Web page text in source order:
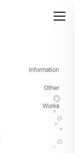
Information
Other
Works